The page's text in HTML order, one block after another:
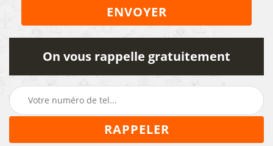
On vous rappelle gratuitement